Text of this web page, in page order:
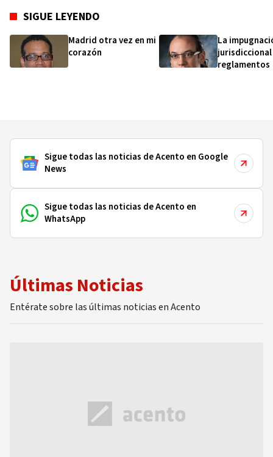
SIGUE LEYENDO
Madrid otra vez en mi
corazón
La
reglamentos
Sigue todas las noticias de Acento en Google
News
Sigue todas las noticias de Acento en
WhatsApp